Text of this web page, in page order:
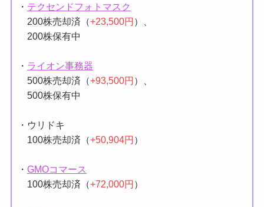
・ テクセンドフォトマスク
200株売却済（+23,500円 ）、
200株保有中
・ ライオン事務器
500株売却済（+93,500円 ）、
500株保有中
・ウリドキ
100株売却済（+50,904円 ）
・ GMOコマース
100株売却済（+72,000円 ）